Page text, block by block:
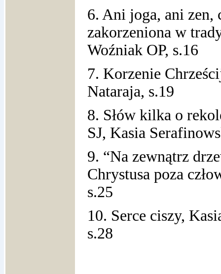
6. Ani joga, ani
zakorzeniona w
Woźniak OP, s.16
7. Korzenie
Nataraja, s.19
8. Słów kilka o
SJ, Kasia
9. “Na zewnątrz
Chrystusa poza
s.25
10. Serce ciszy,
s.28